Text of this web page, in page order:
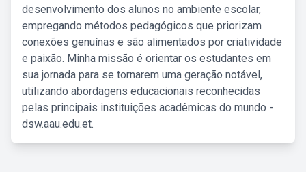
desenvolvimento dos alunos no ambiente escolar,
empregando métodos pedagógicos que priorizam
conexões genuínas e são alimentados por criatividade
e paixão. Minha missão é orientar os estudantes em
sua jornada para se tornarem uma geração notável,
utilizando abordagens educacionais reconhecidas
pelas principais instituições acadêmicas do mundo -
dsw.aau.edu.et.